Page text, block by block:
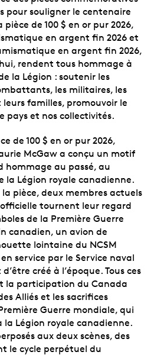
pour souligner le centenaire
de 100 $ en or pur 2026,
en argent fin 2026 et
en argent fin 2026,
rendent tous hommage à
la Légion : soutenir les
les militaires, les
leurs familles, promouvoir le
pays et nos collectivités.
de 100 $ en or pur 2026,
McGaw a conçu un motif
hommage au passé, au
la Légion royale canadienne.
pièce, deux membres actuels
tournent leur regard
de la Première Guerre
canadien, un avion de
lointaine du NCSM
service par le Service naval
créé à l’époque. Tous ces
la participation du Canada
Alliés et les sacrifices
Guerre mondiale, qui
la Légion royale canadienne.
aux deux scènes, des
le cycle perpétuel du